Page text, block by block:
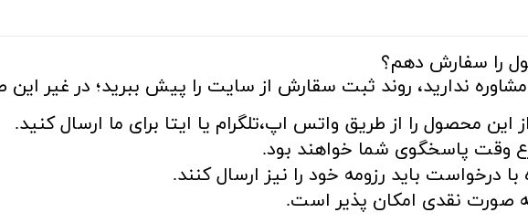
را سفارش دهم؟
ندارید، روند ثبت سقارش از سایت را پیش ببرید؛ در غیر این
این محصول را از طریق واتس اپ،تلگرام یا ایتا برای ما ارسال کنید.
وقت پاسخگوی شما خواهند بود.
درخواست باید رزومه خود را نیز ارسال کنند.
صورت نقدی امکان پذیر است.